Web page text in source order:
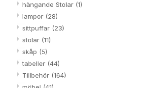
hängande Stolar (1)
lampor (28)
sittpuffar (23)
stolar (11)
skåp (5)
tabeller (44)
Tillbehör (164)